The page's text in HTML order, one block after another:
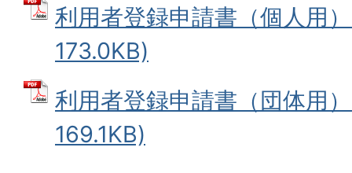
利用者登録申請書（個人用
173.0KB)
利用者登録申請書（団体用
169.1KB)